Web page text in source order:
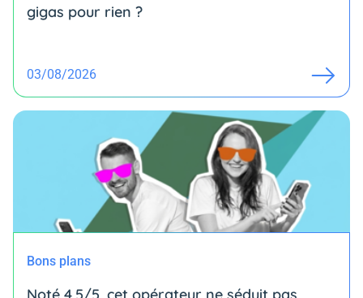
gigas pour rien ?
03/08/2026
Bons plans